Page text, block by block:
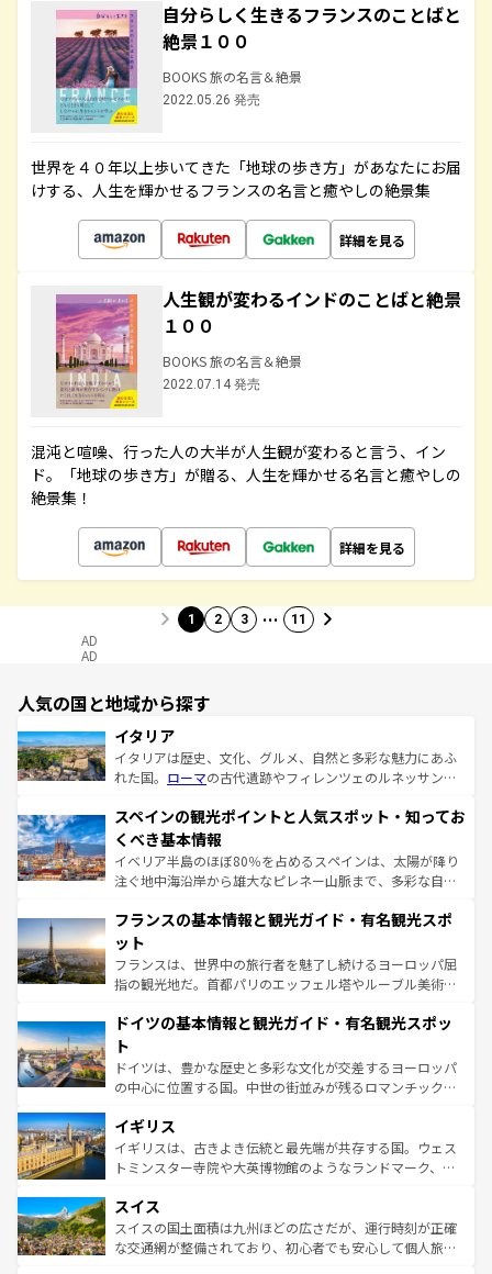
自分らしく生きるフランスのことばと
絶景１００
BOOKS 旅の名言＆絶景
2022.05.26 発売
世界を４０年以上歩いてきた「地球の歩き方」があなたにお届
けする、人生を輝かせるフランスの名言と癒やしの絶景集
詳細を見る
人生観が変わるインドのことばと絶景
１００
BOOKS 旅の名言＆絶景
2022.07.14 発売
混沌と喧噪、行った人の大半が人生観が変わると言う、イン
ド。「地球の歩き方」が贈る、人生を輝かせる名言と癒やしの
絶景集！
詳細を見る
1 2 3 … 11
AD
AD
人気の国と地域から探す
イタリア
イタリアは歴史、文化、グルメ、自然と多彩な魅力にあふ
れた国。 ローマの古代遺跡やフィレンツェのルネッサンス
ろん、トスカーナの美しい田園風景やアマルフィ海岸の絶
景など、自然景観も見逃せない。観光の合間には、本場の
ピザやパスタなど、絶品のイタリア料理を堪能することも
できる。朝目覚めてから夜眠るまで、すべての瞬間を楽し
なお、新着のイタリア情報はコンテンツ一覧を参照してほ
しい。
スペインの観光ポイントと人気スポット・知ってお
くべき基本情報
イベリア半島のほぼ80％を占めるスペインは、太陽が降り
注ぐ地中海沿岸から雄大なピレネー山脈まで、多彩な自然
文化が根付くこの国では、情熱的なフラメンコ、熱気あふ
れる闘牛、そして美味しいタパスが生活の一部となってい
る。首都マドリードの洗練された雰囲気や、バルセロナの
アートに溢れた街角から、地方では古代ローマ遺跡や中世
せる。地方によって風土や気候が異なるスペインはその個
ンテンツ一覧 を参照してほしい。
フランスの基本情報と観光ガイド・有名観光スポ
ット
フランスは、世界中の旅行者を魅了し続けるヨーロッパ屈
指の観光地だ。首都パリのエッフェル塔やルーブル美術館
で、幅広い魅力が詰まっている。華麗な宮殿、歴史的な大
聖堂、美しいビーチ、そして豊かな自然が、訪れる者を心
から魅了する。また、フランスは美食の国としても知ら
れ、フランス料理はユネスコ無形文化遺産にも登録されて
香り高いラベンダー畑など、多彩な楽しみ方が可能だ。さ
らに、パリ以外の地域にも魅力が溢れており、どの街角に
も豊かな歴史と文化が息づいている。パリ以外の個性あふ
を参照してほしい。
ドイツの基本情報と観光ガイド・有名観光スポッ
ト
ドイツは、豊かな歴史と多彩な文化が交差するヨーロッパ
の中心に位置する国。中世の街並みが残るロマンチック街
顔を持つこの国は、どこを歩いても飽きることがない。ベ
ルリンの文化的活気、バイエルン州のアルプスの絶景、そ
してライン川沿いのワイン畑といった風景は必見。ビール
は、お酒好きな人にはぜひ体験してほしい。 なお、新着の
ドイツ情報はコンテンツ一覧を参照してほしい。
イギリス
イギリスは、古きよき伝統と最先端が共存する国。ウェス
トミンスター寺院や大英博物館のようなランドマーク、歴
リアごとに異なる魅力がある。また、優雅なアフタヌーン
ティー、ビール好きにはたまらない英国パブ、サッカー観
戦など、本場だからこそできる体験も豊富。イギリスを旅
スイス
スイスの国土面積は九州ほどの広さだが、運行時刻が正確
な交通網が整備されており、初心者でも安心して個人旅行